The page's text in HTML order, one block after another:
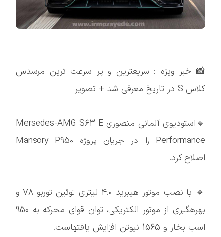
📸 خبر ویژه : سریعترین و پر سرعت ترین مرسدس
کلاس S در تاریخ معرفی شد + تصویر
🔹استودیوی آلمانی منصوری Mersedes-AMG S63 E
Performance را در جریان پروژه Mansory P950
اصلاح کرد.
🔹 با نصب موتور هیبرید 4.0 لیتری توئین توربو V8 و
بهرهگیری از موتور الکتریکی، توان قوای محرکه به 950
اسب بخار و 1565 نیوتن افزایش یافتهاست.